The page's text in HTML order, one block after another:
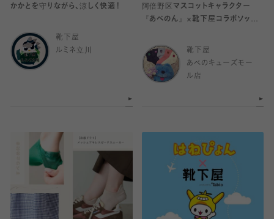
かかとを守りながら、涼しく快適！
靴下屋
ルミネ立川
阿倍野区マスコットキャラクター
『あべのん』×靴下屋コラボソック
靴下屋
あべのキューズモー
ル店